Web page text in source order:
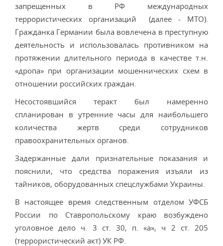
запрещенных в РФ международных
террористических организаций (далее - МТО).
Гражданка Германии была вовлечена в преступную
деятельность и использовалась противником на
протяжении длительного периода в качестве т.н.
«дропа» при организации мошеннических схем в
отношении российских граждан.
Несостоявшийся теракт был намеренно
спланирован в утренние часы для наибольшего
количества жертв среди сотрудников
правоохранительных органов.
Задержанные дали признательные показания и
пояснили, что средства поражения изъяли из
тайников, оборудованных спецслужбами Украины.
В настоящее время следственным отделом УФСБ
России по Ставропольскому краю возбуждено
уголовное дело ч. 3 ст. 30, п. «а», ч 2 ст. 205
(террористический акт) УК РФ.